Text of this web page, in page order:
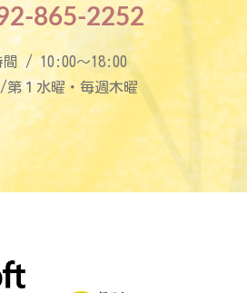
865-2252
間 / 10:00〜18:00
１水曜・毎週木曜